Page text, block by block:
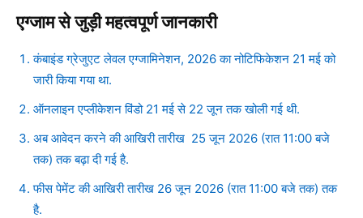
एग्जाम से जुड़ी महत्वपूर्ण जानकारी
कंबाइंड ग्रेजुएट लेवल एग्जामिनेशन, 2026 का नोटिफिकेशन 21 मई को
जारी किया गया था.
ऑनलाइन एप्लीकेशन विंडो 21 मई से 22 जून तक खोली गई थी.
अब आवेदन करने की आखिरी तारीख 25 जून 2026 (रात 11:00 बजे
तक) तक बढ़ा दी गई है.
फीस पेमेंट की आखिरी तारीख 26 जून 2026 (रात 11:00 बजे तक) तक
है.